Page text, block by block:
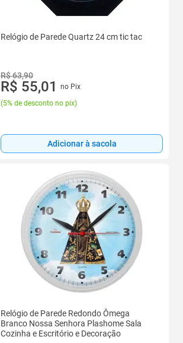
Relógio de Parede Quartz 24 cm tic tac
R$ 63,90
R$ 55,01
no Pix
(5% de desconto no pix)
Adicionar à sacola
Relógio de Parede Redondo Ômega
Branco Nossa Senhora Plashome Sala
Cozinha e Escritório e Decoração